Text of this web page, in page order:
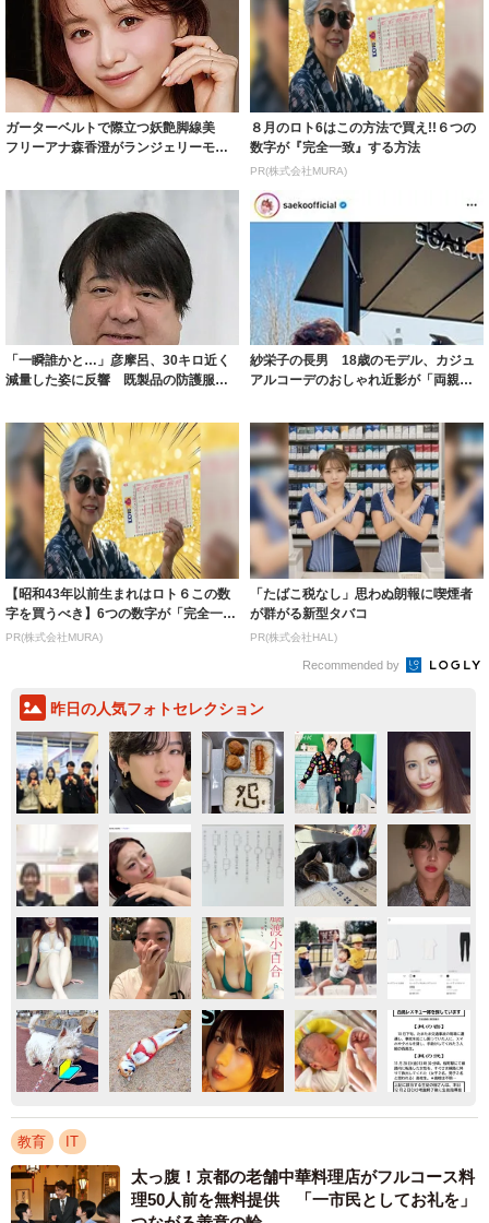
ガーターベルトで際立つ妖艶脚線美
フリーアナ森香澄がランジェリーモデ
８月のロト6はこの方法で買え!!６つの
数字が『完全一致』する方法
PR(株式会社MURA)
「一瞬誰かと…」彦摩呂、30キロ近く
減量した姿に反響 既製品の防護服が
紗栄子の長男 18歳のモデル、カジュ
アルコーデのおしゃれ近影が「両親の
【昭和43年以前生まれはロト６この数
字を買うべき】6つの数字が「完全一
致」する方...
PR(株式会社MURA)
「たばこ税なし」思わぬ朗報に喫煙者
が群がる新型タバコ
PR(株式会社HAL)
Recommended by
昨日の人気フォトセレクション
教育 IT
太っ腹！京都の老舗中華料理店がフルコース料
理50人前を無料提供 「一市民としてお礼を」